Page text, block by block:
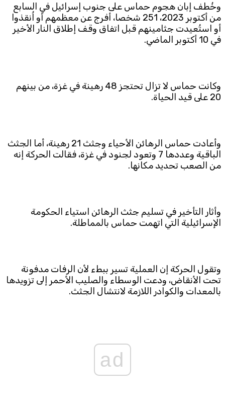
وخُطف إبان هجوم حماس على جنوب إسرائيل في السابع
من أكتوبر 2023، 251 شخصا، أفرج عن معظمهم أو اُنقذوا
أو استُعيدت جثامينهم قبل اتفاق وقف إطلاق النار الأخير
في 10 أكتوبر الماضي.
وكانت حماس لا تزال تحتجز 48 رهينة في غزة، من بينهم
20 على قيد الحياة.
وأعادت حماس الرهائن الأحياء وجثث 21 رهينة، أما الجثث
الباقية وعددها 7 وتعود لجنود في غزة، فقالت الحركة إنه
من الصعب تحديد مكانها.
وأثار التأخير في تسليم جثث الرهائن استياء الحكومة
الإسرائيلية التي اتهمت حماس بالمماطلة.
وتقول الحركة إن العملية تسير ببطء لأن الرفات مدفونة
تحت الأنقاض، ودعت الوسطاء والصليب الأحمر إلى تزويدها
بالمعدات والكوادر اللازمة لانتشال الجثث.
ad